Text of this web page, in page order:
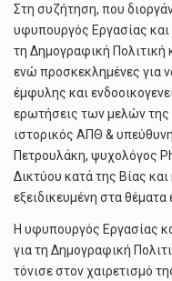
Στη συζήτηση, που
υφυπουργός Εργασίας
τη Δημογραφική Πολιτική
ενώ προσκεκλημένες για
έμφυλης και
ερωτήσεις των μελών
ιστορικός ΑΠΘ &
Πετρουλάκη, ψυχολόγος
Δικτύου κατά της Βίας
εξειδικευμένη στα θέματα
Η υφυπουργός Εργασίας
για τη Δημογραφική
τόνισε στον χαιρετισμό